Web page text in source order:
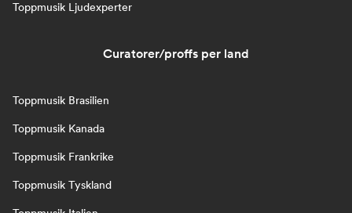
Toppmusik Ljudexperter
Curatorer/proffs per land
Toppmusik Brasilien
Toppmusik Kanada
Toppmusik Frankrike
Toppmusik Tyskland